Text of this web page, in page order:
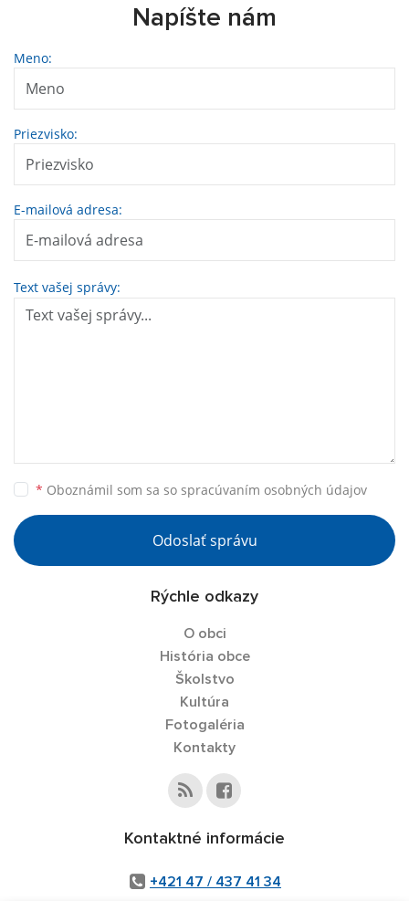
Napíšte nám
Meno:
Priezvisko:
E-mailová adresa:
Text vašej správy:
* Oboznámil som sa so spracúvaním osobných údajov
Odoslať správu
Rýchle odkazy
O obci
História obce
Školstvo
Kultúra
Fotogaléria
Kontakty
Kontaktné informácie
+421 47 / 437 41 34